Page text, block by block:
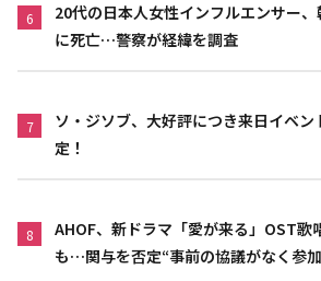
6
20代の日本人女性インフルエンサー
に死亡…警察が経緯を調査
7
ソ・ジソブ、大好評につき来日イベ
定！
8
AHOF、新ドラマ「愛が来る」OST歌
も…関与を否定“事前の協議がなく参